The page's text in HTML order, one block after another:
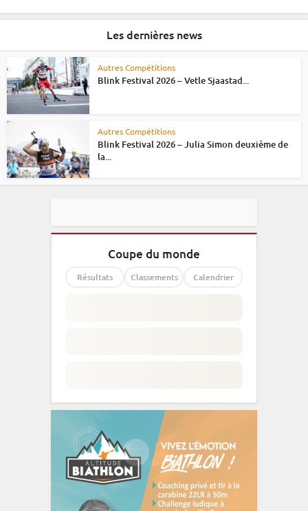
Les dernières news
Autres Compétitions
Blink Festival 2026 – Vetle Sjaastad...
Autres Compétitions
Blink Festival 2026 – Julia Simon deuxième de
la...
Coupe du monde
Résultats Classements Calendrier